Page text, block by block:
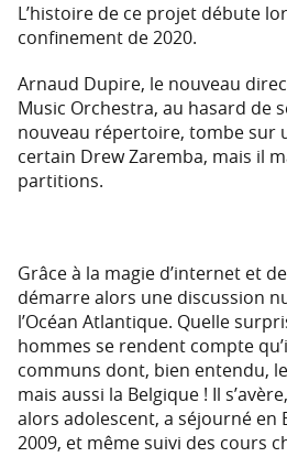
L’histoire de ce projet débute
confinement de 2020.
Arnaud Dupire, le nouveau
Music Orchestra, au hasard de
nouveau répertoire, tombe sur
certain Drew Zaremba, mais il
partitions.
Grâce à la magie d’internet et
démarre alors une discussion
l’Océan Atlantique. Quelle
hommes se rendent compte
communs dont, bien entendu,
mais aussi la Belgique ! Il
alors adolescent, a séjourné en
2009, et même suivi des cours